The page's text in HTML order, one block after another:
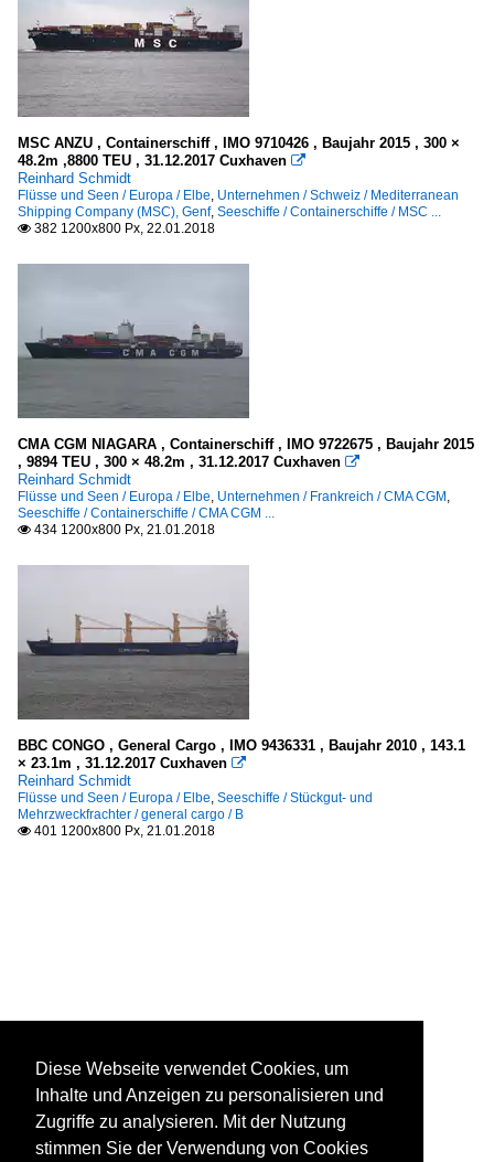
MSC ANZU , Containerschiff , IMO 9710426 , Baujahr 2015 , 300 ×
48.2m ,8800 TEU , 31.12.2017 Cuxhaven 
Reinhard Schmidt
Flüsse und Seen / Europa / Elbe, Unternehmen / Schweiz / Mediterranean
Shipping Company (MSC), Genf, Seeschiffe / Containerschiffe / MSC ...
 382 1200x800 Px, 22.01.2018
CMA CGM NIAGARA , Containerschiff , IMO 9722675 , Baujahr 2015
, 9894 TEU , 300 × 48.2m , 31.12.2017 Cuxhaven 
Reinhard Schmidt
Flüsse und Seen / Europa / Elbe, Unternehmen / Frankreich / CMA CGM,
Seeschiffe / Containerschiffe / CMA CGM ...
 434 1200x800 Px, 21.01.2018
BBC CONGO , General Cargo , IMO 9436331 , Baujahr 2010 , 143.1
× 23.1m , 31.12.2017 Cuxhaven 
Reinhard Schmidt
Flüsse und Seen / Europa / Elbe, Seeschiffe / Stückgut- und
Mehrzweckfrachter / general cargo / B
 401 1200x800 Px, 21.01.2018
Diese Webseite verwendet Cookies, um
Inhalte und Anzeigen zu personalisieren und
Zugriffe zu analysieren. Mit der Nutzung
stimmen Sie der Verwendung von Cookies